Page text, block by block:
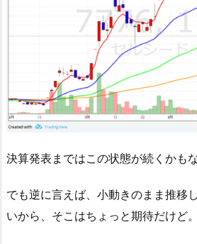
決算発表まではこの状態が続くかもな
でも逆に言えば、小動きのまま推移
いから、そこはちょっと期待だけど。